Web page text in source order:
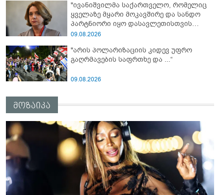
ანტიეროვნული ხელისუფლების
ფინანსურ სტაბილურობას“ - ხატია
დეკანოიძე
"ივანიშვილმა საქართველო, რომელიც
ყველაზე მყარი მოკავშირე და სანდო
პარტნიორი იყო დასავლეთისთვის
რეგიონში, რუსეთის და ირანის
სამრეცხაოდ აქცია"
09.08.2026
"არის პოლარიზაციის კიდევ უფრო
გაღრმავების საფრთხე და ...“
09.08.2026
მოზაიკა